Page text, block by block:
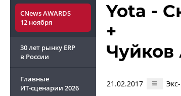
CNews AWARDS
12 ноября
30 лет рынку ERP
в России
Главные
ИТ-сценарии 2026
Yota -
+
Чуйков
21.02.2017